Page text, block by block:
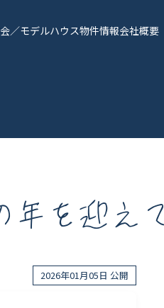
／モデルハウス物件情報会社概要
を迎えて
2026年01月05日 公開